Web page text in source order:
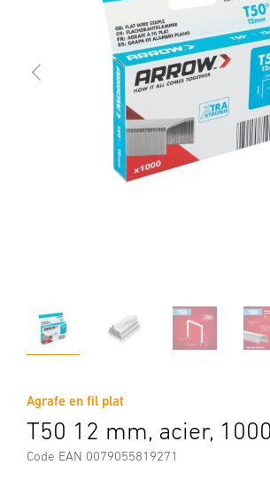
Agrafe en fil plat
T50 12 mm, acier,
Code EAN 0079055819271